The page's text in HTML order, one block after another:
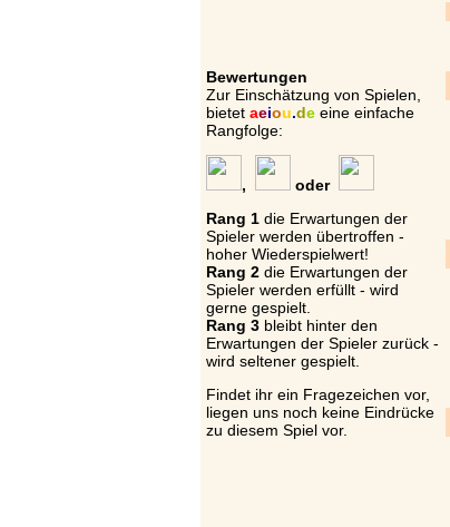
Bewertungen
Zur Einschätzung von Spielen,
bietet aeiou.de eine einfache
Rangfolge:
,
oder
Rang 1 die Erwartungen der
Spieler werden übertroffen -
hoher Wiederspielwert!
Rang 2 die Erwartungen der
Spieler werden erfüllt - wird
gerne gespielt.
Rang 3 bleibt hinter den
Erwartungen der Spieler zurück -
wird seltener gespielt.
Findet ihr ein Fragezeichen vor,
liegen uns noch keine Eindrücke
zu diesem Spiel vor.